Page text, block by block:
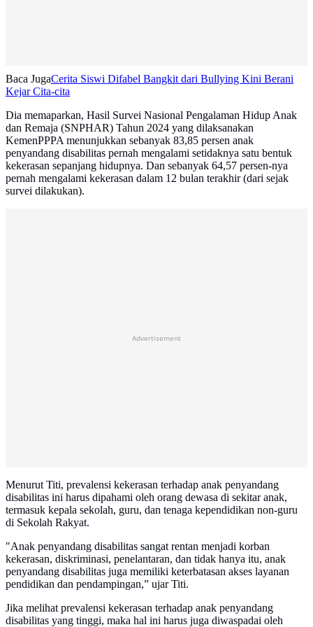
Baca JugaCerita Siswi Difabel Bangkit dari Bullying Kini Berani
Kejar Cita-cita
Dia memaparkan, Hasil Survei Nasional Pengalaman Hidup Anak
dan Remaja (SNPHAR) Tahun 2024 yang dilaksanakan
KemenPPPA menunjukkan sebanyak 83,85 persen anak
penyandang disabilitas pernah mengalami setidaknya satu bentuk
kekerasan sepanjang hidupnya. Dan sebanyak 64,57 persen-nya
pernah mengalami kekerasan dalam 12 bulan terakhir (dari sejak
survei dilakukan).
Advertisement
Menurut Titi, prevalensi kekerasan terhadap anak penyandang
disabilitas ini harus dipahami oleh orang dewasa di sekitar anak,
termasuk kepala sekolah, guru, dan tenaga kependidikan non-guru
di Sekolah Rakyat.
"Anak penyandang disabilitas sangat rentan menjadi korban
kekerasan, diskriminasi, penelantaran, dan tidak hanya itu, anak
penyandang disabilitas juga memiliki keterbatasan akses layanan
pendidikan dan pendampingan,” ujar Titi.
Jika melihat prevalensi kekerasan terhadap anak penyandang
disabilitas yang tinggi, maka hal ini harus juga diwaspadai oleh